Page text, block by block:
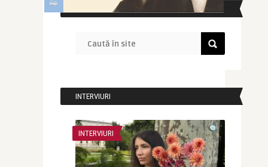
CAUTĂ ÎN SITE
INTERVIURI
INTERVIURI